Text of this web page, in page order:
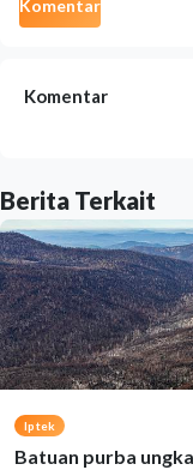
Komentar
Komentar
Berita Terkait
Iptek
Batuan purba